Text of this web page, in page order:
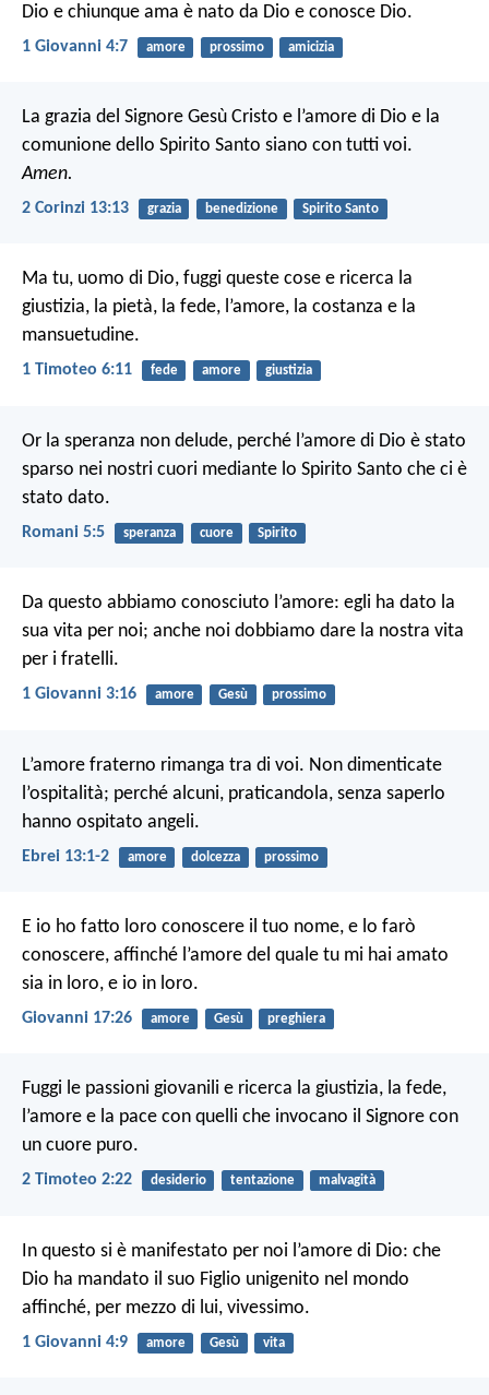
Dio e chiunque ama è nato da Dio e conosce Dio.
1 Giovanni 4:7 amore prossimo amicizia
La grazia del Signore Gesù Cristo e l’amore di Dio e la
comunione dello Spirito Santo siano con tutti voi.
Amen.
2 Corinzi 13:13 grazia benedizione Spirito Santo
Ma tu, uomo di Dio, fuggi queste cose e ricerca la
giustizia, la pietà, la fede, l’amore, la costanza e la
mansuetudine.
1 Timoteo 6:11 fede amore giustizia
Or la speranza non delude, perché l’amore di Dio è stato
sparso nei nostri cuori mediante lo Spirito Santo che ci è
stato dato.
Romani 5:5 speranza cuore Spirito
Da questo abbiamo conosciuto l’amore: egli ha dato la
sua vita per noi; anche noi dobbiamo dare la nostra vita
per i fratelli.
1 Giovanni 3:16 amore Gesù prossimo
L’amore fraterno rimanga tra di voi. Non dimenticate
l’ospitalità; perché alcuni, praticandola, senza saperlo
hanno ospitato angeli.
Ebrei 13:1-2 amore dolcezza prossimo
E io ho fatto loro conoscere il tuo nome, e lo farò
conoscere, affinché l’amore del quale tu mi hai amato
sia in loro, e io in loro.
Giovanni 17:26 amore Gesù preghiera
Fuggi le passioni giovanili e ricerca la giustizia, la fede,
l’amore e la pace con quelli che invocano il Signore con
un cuore puro.
2 Timoteo 2:22 desiderio tentazione malvagità
In questo si è manifestato per noi l’amore di Dio: che
Dio ha mandato il suo Figlio unigenito nel mondo
affinché, per mezzo di lui, vivessimo.
1 Giovanni 4:9 amore Gesù vita